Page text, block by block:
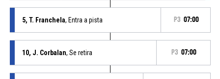
5, T. Franchela, Entra a pista P3 07:00
10, J. Corbalan, Se retira P3 07:00